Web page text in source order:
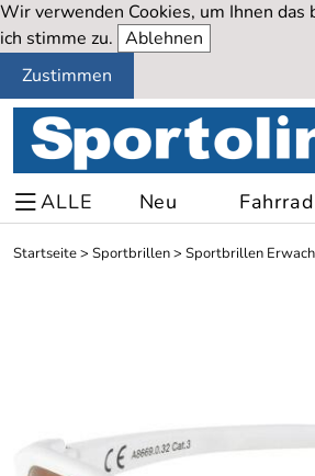
Wir verwenden Cookies, um Ihnen
ich stimme zu. Ablehnen
Zustimmen
ALLE Neu Fahrrad
Startseite> Sportbrillen> Sportbrillen